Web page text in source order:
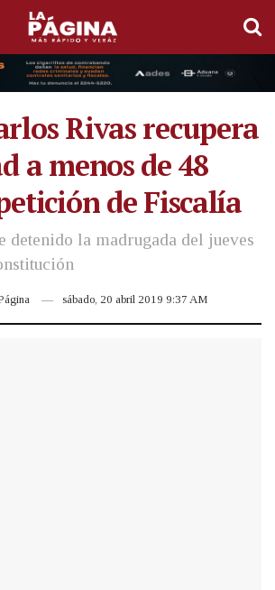
Rivas recupera
a menos de 48
de Fiscalía
detenido la madrugada del jueves
sábado, 20 abril 2019 9:37 AM